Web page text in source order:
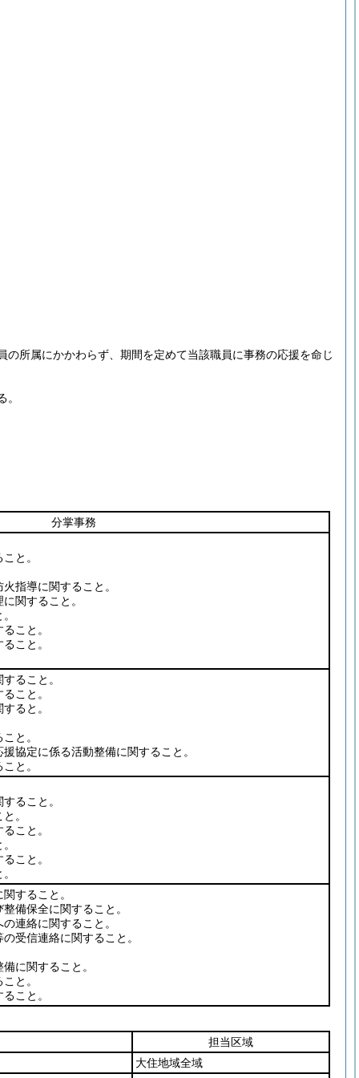
所属にかかわらず、期間を定めて当該職員に事務の応援を命じ
分掌事務
と。
指導に関すること。
関すること。
こと。
こと。
ること。
こと。
ると。
と。
協定に係る活動整備に関すること。
と。
ること。
。
こと。
こと。
すること。
備保全に関すること。
連絡に関すること。
受信連絡に関すること。
に関すること。
と。
こと。
担当区域
大住地域全域